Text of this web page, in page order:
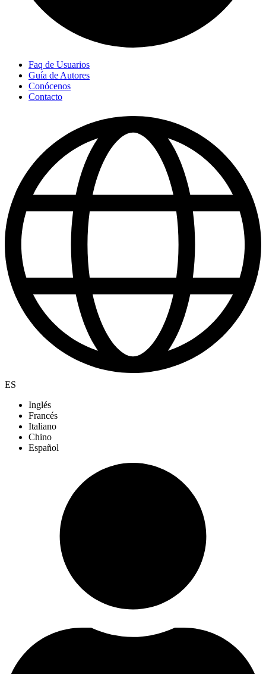
Faq de Usuarios
Guía de Autores
Conócenos
Contacto
ES
Inglés
Francés
Italiano
Chino
Español